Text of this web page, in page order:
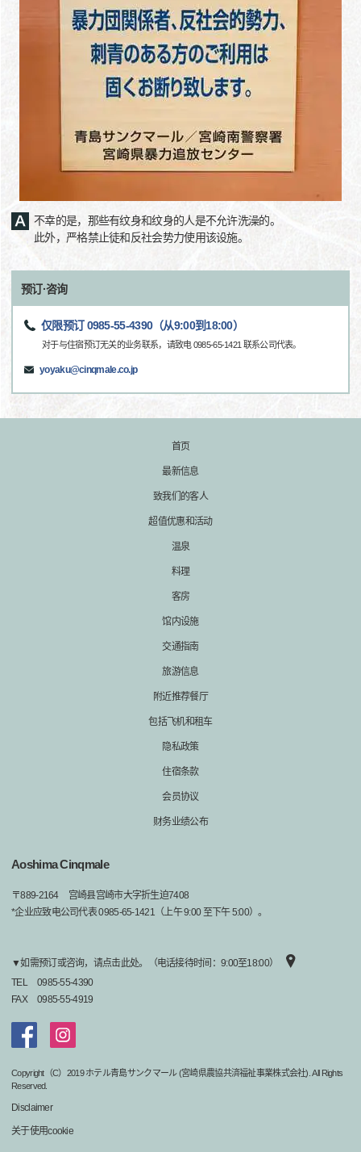
不幸的是，那些有纹身和纹身的人是不允许洗澡的。
此外，严格禁止徒和反社会势力使用该设施。
预订·咨询
仅限预订 0985-55-4390（从9:00到18:00）
对于与住宿预订无关的业务联系，请致电 0985-65-1421 联系公司代表。
yoyaku@cinqmale.co.jp
首页
最新信息
致我们的客人
超值优惠和活动
温泉
料理
客房
馆内设施
交通指南
旅游信息
附近推荐餐厅
包括飞机和租车
隐私政策
住宿条款
会员协议
财务业绩公布
Aoshima Cinqmale
〒889-2164
宫崎县宫崎市大字折生迫7408
*企业应致电公司代表 0985-65-1421（上午 9:00 至下午 5:00）。
▼如需预订或咨询，请点击此处。（电话接待时间：9:00至18:00）
TEL
0985-55-4390
FAX
0985-55-4919
Copyright（C）2019 ホテル青島サンクマール (宮崎県農協共済福祉事業株式会社). All Rights
Reserved.
Disclaimer
关于使用cookie